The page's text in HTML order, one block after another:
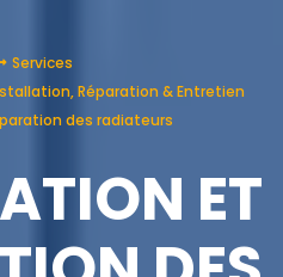
Services
Réparation & Entretien
des radiateurs
ET